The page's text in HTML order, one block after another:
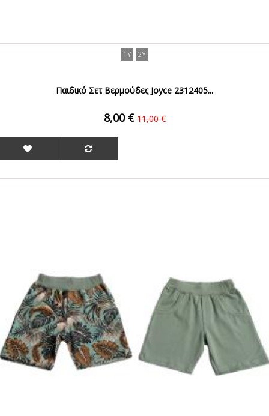
1Y 2Y
Παιδικό Σετ Βερμούδες Joyce 2312405...
8,00 € 11,00 €